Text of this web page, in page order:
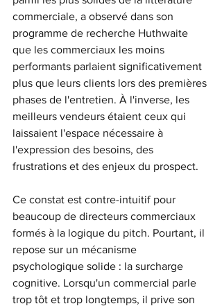
commerciale, a observé dans son
programme de recherche Huthwaite
que les commerciaux les moins
performants parlaient significativement
plus que leurs clients lors des premières
phases de l'entretien. À l'inverse, les
meilleurs vendeurs étaient ceux qui
laissaient l'espace nécessaire à
l'expression des besoins, des
frustrations et des enjeux du prospect.
Ce constat est contre-intuitif pour
beaucoup de directeurs commerciaux
formés à la logique du pitch. Pourtant, il
repose sur un mécanisme
psychologique solide : la surcharge
cognitive. Lorsqu'un commercial parle
trop tôt et trop longtemps, il prive son